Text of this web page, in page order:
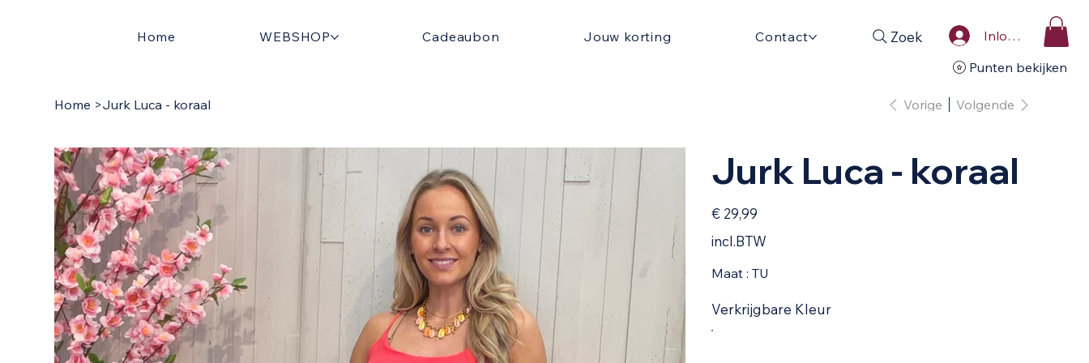
Home WEBSHOP Cadeaubon Jouw korting Contact Zoek
Inloggen
Punten bekijken
Home >Jurk Luca - koraal Vorige Volgende
Jurk Luca - koraal
Prijs
€ 29,99
incl.BTW
Maat : TU
Verkrijgbare Kleur